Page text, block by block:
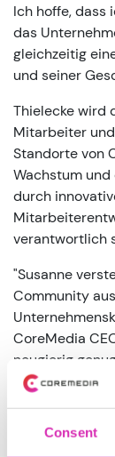
Consent
Ich hoffe, dass
das
gleichzeitig
und seiner
Thielecke wird
Mitarbeiter
Standorte von
Wachstum
durch
verantwortlich
"Susanne
Community
CoreMedia
neugierig
Wege zu
sein."